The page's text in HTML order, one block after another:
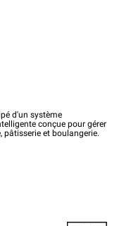
d'un système
conçue pour gérer
pâtisserie et boulangerie.